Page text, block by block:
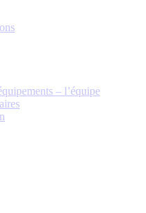
– l’équipe